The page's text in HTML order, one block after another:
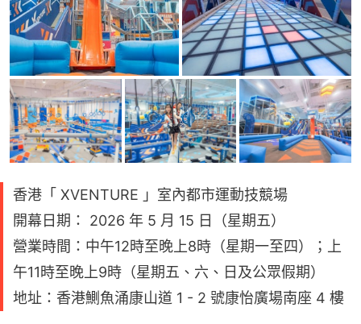
香港「 XVENTURE 」室內都市運動技競場
開幕日期： 2026 年 5 月 15 日（星期五）
營業時間：中午12時至晚上8時（星期一至四）；上
午11時至晚上9時（星期五、六、日及公眾假期）
地址：香港鰂魚涌康山道 1 - 2 號康怡廣場南座 4 樓